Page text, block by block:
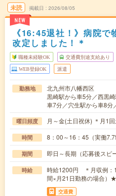
未読
NEW
掲載日 2026/08/05
《16:45退社！》病院
改定しました！＊
職種未経験OK 交通費別途支給あり
WEB登録OK 派遣
勤務地
北九州市八幡西区
黒崎駅から車5分／西黒
車7分／穴生駅から車8分
曜日頻度 月～金(土日祝休) ＊月1
時間 8：00～16：45（実働
期間 即日～長期（応募後スピ
時給
時給1200円 ＊月収例：
間×月21日勤務の場合）
交通費